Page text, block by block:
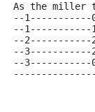
As the miller
--1-----------
--1-----------
--2-----------
--3-----------
--3-----------